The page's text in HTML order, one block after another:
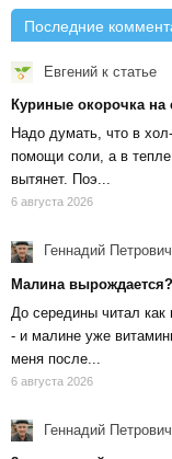
Последние
Евгений к статье
Куриные окорочка на
Надо думать, что в
помощи соли, а в
вытянет. Поэ...
6 августа 2026
Геннадий Петрович
Малина
До середины читал как
- и малине уже
меня после...
6 августа 2026
Геннадий Петрович